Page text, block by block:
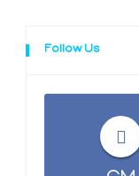
Follow Us